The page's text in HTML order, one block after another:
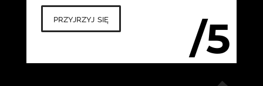
/5
przyjrzyj się